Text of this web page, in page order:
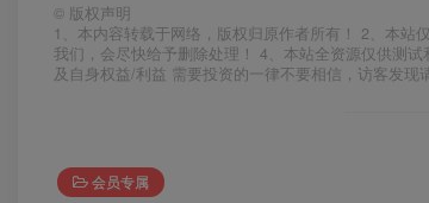
© 版权声明
1、本内容转载于网络，版权归原作者所有！ 2、本
我们，会尽快给予删除处理！ 4、本站全资源仅供测
及自身权益/利益 需要投资的一律不要相信，访客发
会员专属